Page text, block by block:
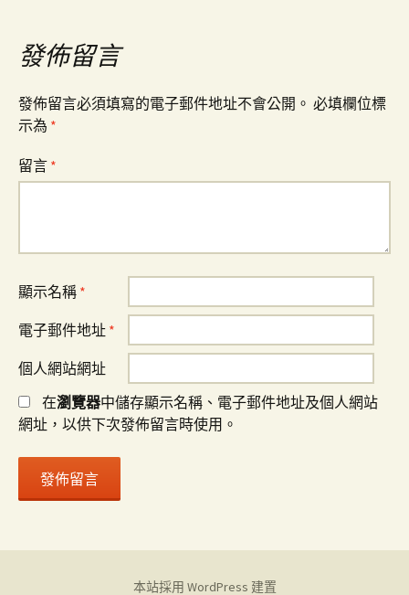
導
覽
發佈留言
發佈留言必須填寫的電子郵件地址不會公開。 必填欄位標
示為 *
留言 *
顯示名稱 *
電子郵件地址 *
個人網站網址
在瀏覽器中儲存顯示名稱、電子郵件地址及個人網站
網址，以供下次發佈留言時使用。
本站採用 WordPress 建置